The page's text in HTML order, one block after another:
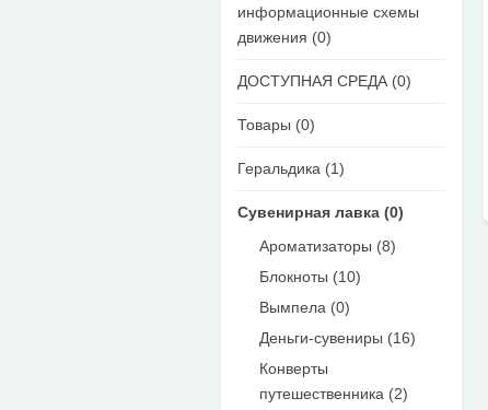
информационные схемы
движения (0)
ДОСТУПНАЯ СРЕДА (0)
Товары (0)
Геральдика (1)
Сувенирная лавка (0)
Ароматизаторы (8)
Блокноты (10)
Вымпела (0)
Деньги-сувениры (16)
Конверты
путешественника (2)